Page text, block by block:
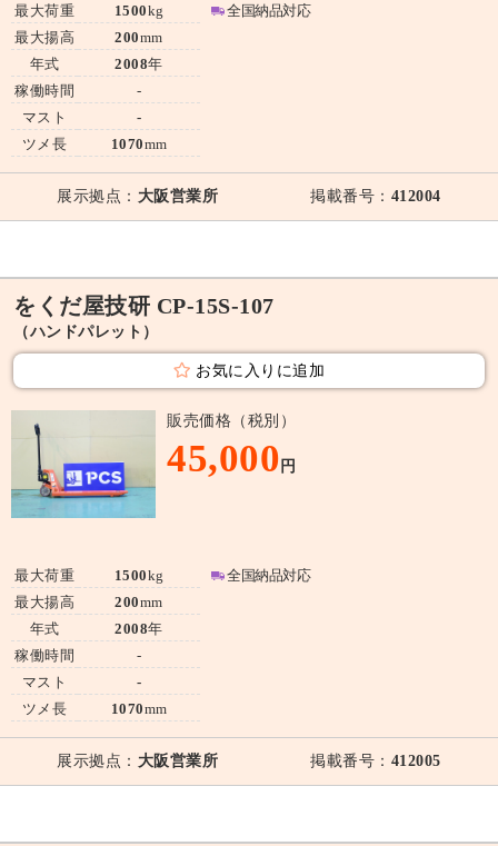
最大荷重
最大揚高
年式
稼働時間
マスト
ツメ長
1500kg
200mm
2008年
-
-
1070mm
全国納品対応
展示拠点： 大阪営業所 掲載番号： 412004
をくだ屋技研 CP-15S-107
（ハンドパレット）
お気に入りに追加
販売価格（税別）
45,000 円
最大荷重
最大揚高
年式
稼働時間
マスト
ツメ長
1500kg
200mm
2008年
-
-
1070mm
全国納品対応
展示拠点： 大阪営業所 掲載番号： 412005